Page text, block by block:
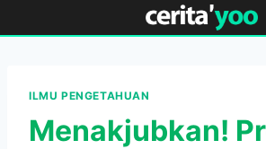
to
ILMU PENGETAHUAN
Menakjubkan!